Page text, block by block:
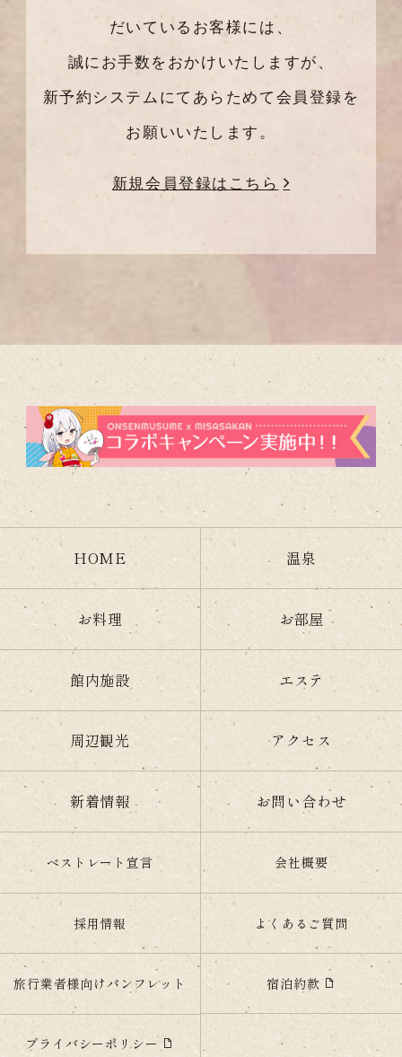
だいているお客様には、
誠にお手数をおかけいたしますが、
新予約システムにてあらためて会員登録を
お願いいたします。
新規会員登録はこちら
HOME 温泉
お料理 お部屋
館内施設 エステ
周辺観光 アクセス
新着情報 お問い合わせ
ベストレート宣言 会社概要
採用情報 よくあるご質問
旅行業者様向けパンフレット 宿泊約款
プライバシーポリシー